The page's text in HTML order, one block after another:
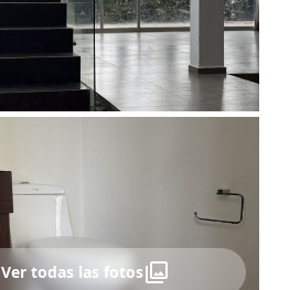
Ver todas las fotos